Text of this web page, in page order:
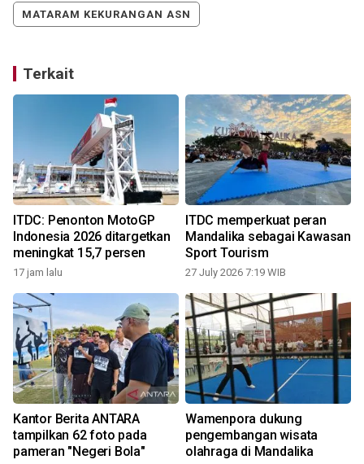
MATARAM KEKURANGAN ASN
Terkait
ITDC: Penonton MotoGP
Indonesia 2026 ditargetkan
meningkat 15,7 persen
17 jam lalu
ITDC memperkuat peran
Mandalika sebagai Kawasan
Sport Tourism
27 July 2026 7:19 WIB
Kantor Berita ANTARA
tampilkan 62 foto pada
pameran "Negeri Bola"
Wamenpora dukung
pengembangan wisata
olahraga di Mandalika